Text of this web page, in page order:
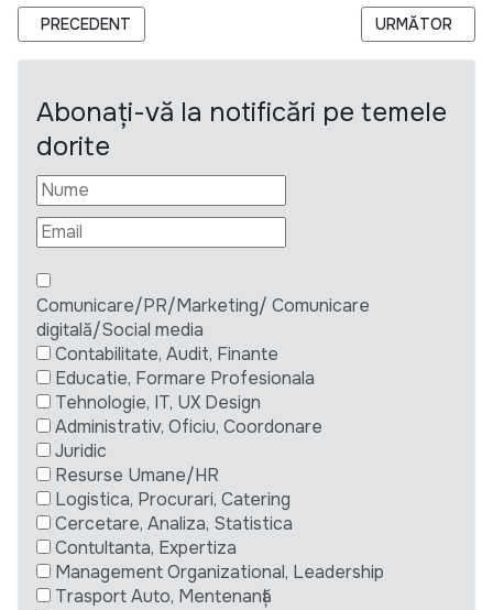
ARTICOL PRECEDENT: CERERE DE EXPRIMARE A
PRECEDENT ARTICOLUL
URMĂTOR
Abonați-vă la notificări pe temele
dorite
Comunicare/PR/Marketing/ Comunicare
digitală/Social media
Contabilitate, Audit, Finante
Educatie, Formare Profesionala
Tehnologie, IT, UX Design
Administrativ, Oficiu, Coordonare
Juridic
Resurse Umane/HR
Logistica, Procurari, Catering
Cercetare, Analiza, Statistica
Contultanta, Expertiza
Management Organizational, Leadership
Trasport Auto, Mentenanță